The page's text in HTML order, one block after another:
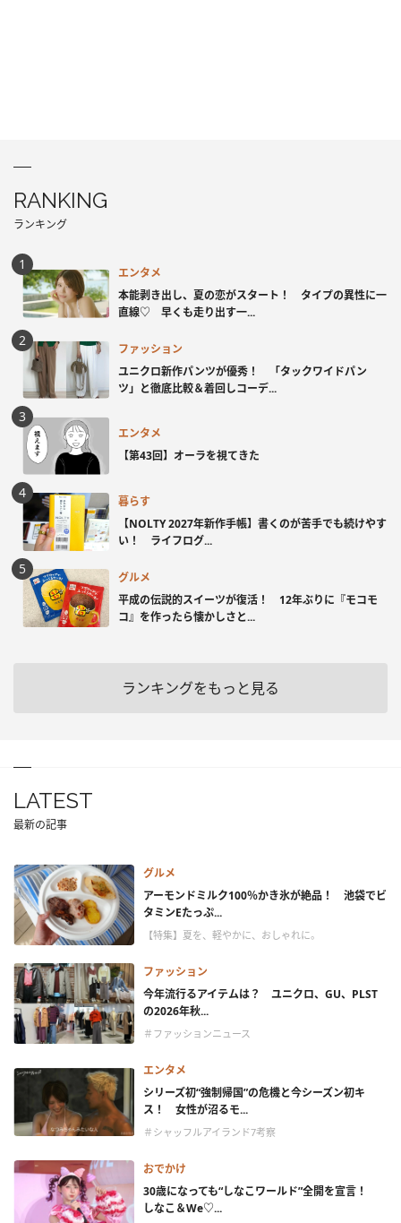
RANKING
ランキング
エンタメ
本能剥き出し、夏の恋がスタート！ タイプの異性に一
直線♡ 早くも走り出す一...
ファッション
ユニクロ新作パンツが優秀！ 「タックワイドパン
ツ」と徹底比較＆着回しコーデ...
エンタメ
【第43回】オーラを視てきた
暮らす
【NOLTY 2027年新作手帳】書くのが苦手でも続けやす
い！ ライフログ...
グルメ
平成の伝説的スイーツが復活！ 12年ぶりに『モコモ
コ』を作ったら懐かしさと...
ランキングをもっと見る
LATEST
最新の記事
グルメ
アーモンドミルク100％かき氷が絶品！ 池袋でビ
タミンEたっぷ...
【特集】夏を、軽やかに、おしゃれに。
ファッション
今年流行るアイテムは？ ユニクロ、GU、PLST
の2026年秋...
＃ファッションニュース
エンタメ
シリーズ初“強制帰国”の危機と今シーズン初キ
ス！ 女性が沼るモ...
＃シャッフルアイランド7考察
おでかけ
30歳になっても“しなこワールド”全開を宣言！
しなこ＆We♡...